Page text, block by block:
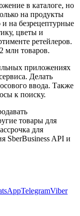
в каталоге, но
на продукты
на безрецептурные
цветы и
ретейлеров.
млн товаров.
приложениях
Делать
ввода. Также
к поиску.
товары для
для
SberBusiness API и
TelegramViber